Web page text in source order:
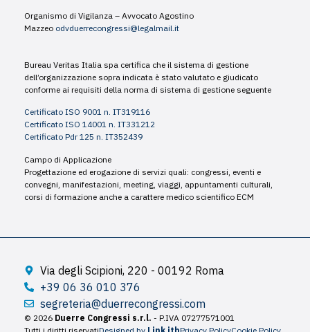
Organismo di Vigilanza – Avvocato Agostino
Mazzeo odvduerrecongressi@legalmail.it
Bureau Veritas Italia spa certifica che il sistema di gestione
dell’organizzazione sopra indicata è stato valutato e giudicato
conforme ai requisiti della norma di sistema di gestione seguente
Certificato ISO 9001 n. IT319116
Certificato ISO 14001 n. IT331212
Certificato Pdr 125 n. IT352439
Campo di Applicazione
Progettazione ed erogazione di servizi quali: congressi, eventi e
convegni, manifestazioni, meeting, viaggi, appuntamenti culturali,
corsi di formazione anche a carattere medico scientifico ECM
Via degli Scipioni, 220 - 00192 Roma
+39 06 36 010 376
segreteria@duerrecongressi.com
© 2026 Duerre Congressi s.r.l. - P.IVA 07277571001